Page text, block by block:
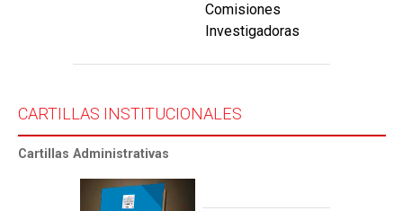
Comisiones
Investigadoras
CARTILLAS INSTITUCIONALES
Cartillas Administrativas